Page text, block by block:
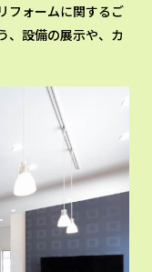
フォームに関するご
、設備の展示や、カ